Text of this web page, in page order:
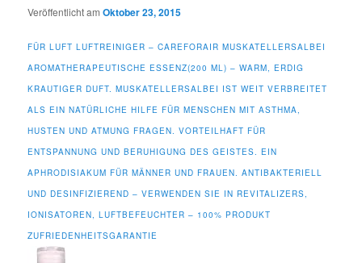
Veröffentlicht amOktober 23, 2015
FÜR LUFT LUFTREINIGER – CAREFORAIR MUSKATELLERSALBEI
AROMATHERAPEUTISCHE ESSENZ(200 ML) – WARM, ERDIG
KRAUTIGER DUFT. MUSKATELLERSALBEI IST WEIT VERBREITET
ALS EIN NATÜRLICHE HILFE FÜR MENSCHEN MIT ASTHMA,
HUSTEN UND ATMUNG FRAGEN. VORTEILHAFT FÜR
ENTSPANNUNG UND BERUHIGUNG DES GEISTES. EIN
APHRODISIAKUM FÜR MÄNNER UND FRAUEN. ANTIBAKTERIELL
UND DESINFIZIEREND – VERWENDEN SIE IN REVITALIZERS,
IONISATOREN, LUFTBEFEUCHTER – 100% PRODUKT
ZUFRIEDENHEITSGARANTIE